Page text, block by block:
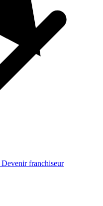
Devenir franchiseur